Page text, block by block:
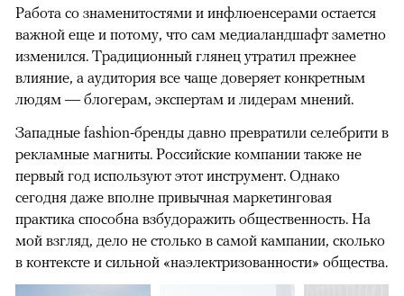
Работа со знаменитостями и инфлюенсерами остается
важной еще и потому, что сам медиаландшафт заметно
изменился. Традиционный глянец утратил прежнее
влияние, а аудитория все чаще доверяет конкретным
людям — блогерам, экспертам и лидерам мнений.
Западные fashion-бренды давно превратили селебрити в
рекламные магниты. Российские компании также не
первый год используют этот инструмент. Однако
сегодня даже вполне привычная маркетинговая
практика способна взбудоражить общественность. На
мой взгляд, дело не столько в самой кампании, сколько
в контексте и сильной «наэлектризованности» общества.